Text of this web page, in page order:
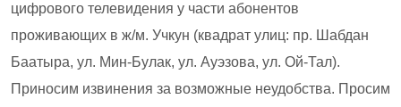
цифрового телевидения у части абонентов
проживающих в ж/м. Учкун (квадрат улиц: пр. Шабдан
Баатыра, ул. Мин-Булак, ул. Ауэзова, ул. Ой-Тал).
Приносим извинения за возможные неудобства. Просим